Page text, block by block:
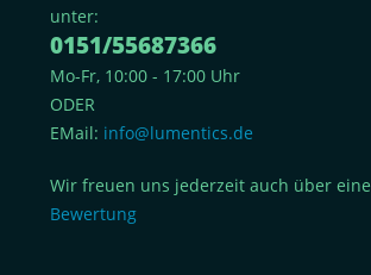
unter:
0151/55687366
Mo-Fr, 10:00 - 17:00 Uhr
ODER
EMail: info@lumentics.de
Wir freuen uns jederzeit auch über eine
Bewertung